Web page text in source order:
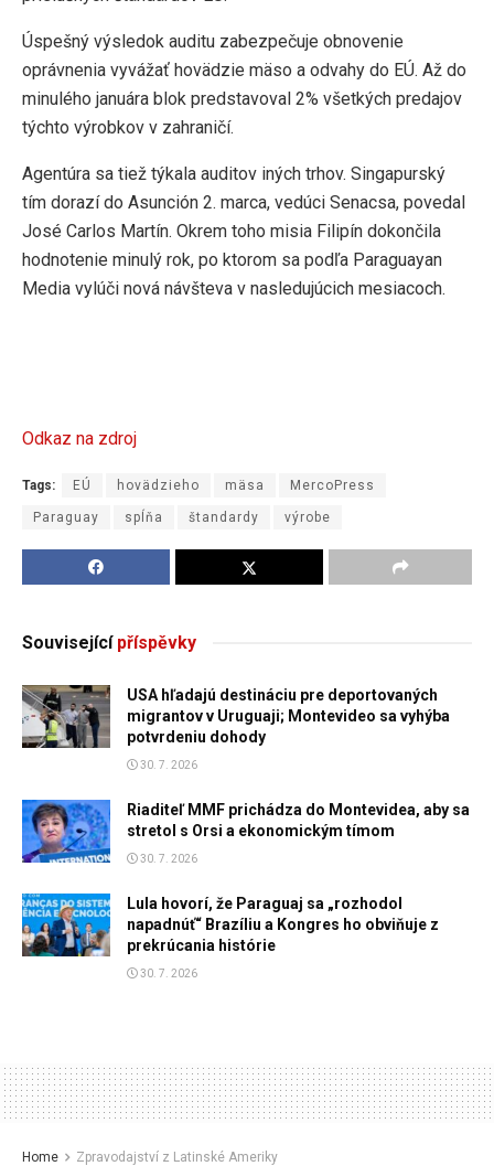
Úspešný výsledok auditu zabezpečuje obnovenie
oprávnenia vyvážať hovädzie mäso a odvahy do EÚ. Až do
minulého januára blok predstavoval 2% všetkých predajov
týchto výrobkov v zahraničí.
Agentúra sa tiež týkala auditov iných trhov. Singapurský
tím dorazí do Asunción 2. marca, vedúci Senacsa, povedal
José Carlos Martín. Okrem toho misia Filipín dokončila
hodnotenie minulý rok, po ktorom sa podľa Paraguayan
Media vylúči nová návšteva v nasledujúcich mesiacoch.
Odkaz na zdroj
Tags: EÚ hovädzieho mäsa MercoPress
Paraguay spĺňa štandardy výrobe
Souvisejícípříspěvky
USA hľadajú destináciu pre deportovaných
migrantov v Uruguaji; Montevideo sa vyhýba
potvrdeniu dohody
30. 7. 2026
Riaditeľ MMF prichádza do Montevidea, aby sa
stretol s Orsi a ekonomickým tímom
30. 7. 2026
Lula hovorí, že Paraguaj sa „rozhodol
napadnúť“ Brazíliu a Kongres ho obviňuje z
prekrúcania histórie
30. 7. 2026
Home Zpravodajství z Latinské Ameriky